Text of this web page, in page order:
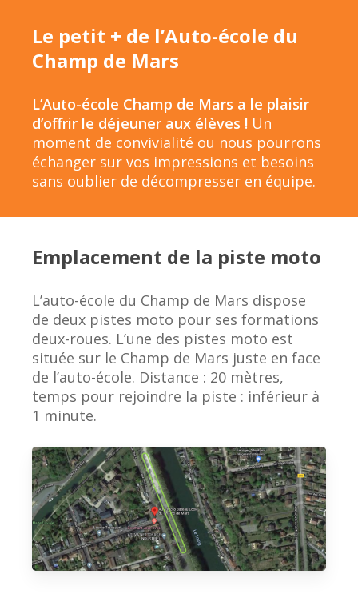
Le petit + de l’Auto-école du
Champ de Mars
L’Auto-école Champ de Mars a le plaisir
d’offrir le déjeuner aux élèves ! Un
moment de convivialité ou nous pourrons
échanger sur vos impressions et besoins
sans oublier de décompresser en équipe.
Emplacement de la piste moto
L’auto-école du Champ de Mars dispose
de deux pistes moto pour ses formations
deux-roues. L’une des pistes moto est
située sur le Champ de Mars juste en face
de l’auto-école. Distance : 20 mètres,
temps pour rejoindre la piste : inférieur à
1 minute.